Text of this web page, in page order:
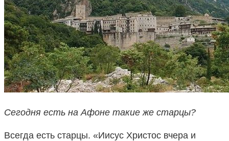
Сегодня есть на Афоне такие же старцы?
Всегда есть старцы. «Иисус Христос вчера и